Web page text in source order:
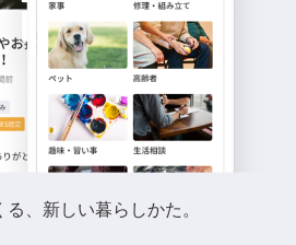
、新しい暮らしかた。